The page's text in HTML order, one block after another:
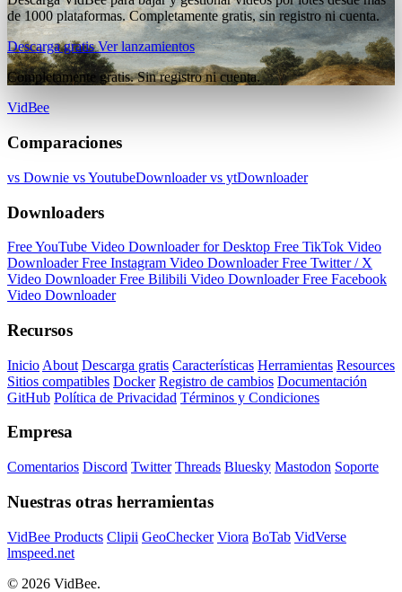
de 1000 plataformas. Completamente gratis, sin registro ni cuenta.
Descarga gratisVer lanzamientos
Completamente gratis. Sin registro ni cuenta.
VidBee
Comparaciones
vs Downie vs YoutubeDownloadervs ytDownloader
Downloaders
Free YouTube Video Downloader for Desktop Free TikTok Video
DownloaderFree Instagram Video DownloaderFree Twitter / X
Video DownloaderFree Bilibili Video DownloaderFree Facebook
Video Downloader
Recursos
Inicio About Descarga gratis Características Herramientas Resources
Sitios compatibles Docker Registro de cambios Documentación
GitHub Política de Privacidad Términos y Condiciones
Empresa
Comentarios Discord Twitter Threads Bluesky Mastodon Soporte
Nuestras otras herramientas
VidBee Products Clipii GeoChecker Viora BoTab VidVerse
lmspeed.net
© 2026 VidBee.